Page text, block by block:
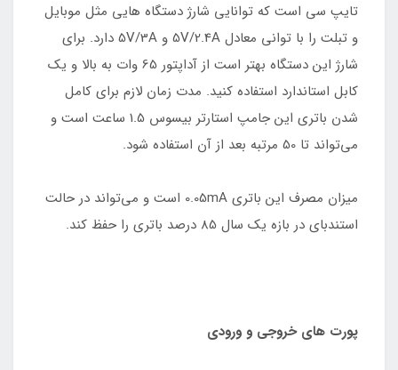
تایپ سی است که توانایی شارژ دستگاه هایی مثل موبایل
و تبلت را با توانی معادل 5V/2.4A و 5V/3A دارد. برای
شارژ این دستگاه بهتر است از آداپتور 65 وات به بالا و یک
کابل استاندارد استفاده کنید. مدت زمان لازم برای کامل
شدن باتری این جامپ استارتر بیسوس 1.5 ساعت است و
می‌تواند تا 50 مرتبه بعد از آن استفاده شود.
میزان مصرف این باتری 0.05mA است و می‌تواند در حالت
استندبای در بازه یک سال 85 درصد باتری را حفظ کند.
پورت های خروجی و ورودی